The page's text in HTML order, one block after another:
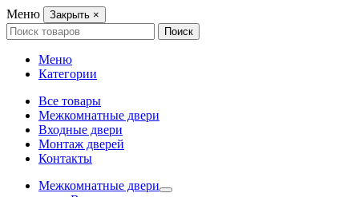
Меню Закрыть ×
Search
for:
Поиск
Меню
Категории
Все товары
Межкомнатные двери
Входные двери
Монтаж дверей
Контакты
Межкомнатные двери